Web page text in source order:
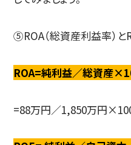
⑤ROA（総資産利益率）と
ROA=純利益／総資産
=88万円／1,850万円